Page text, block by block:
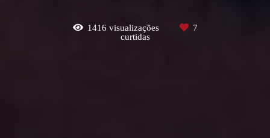
1416 visualizações
7
curtidas